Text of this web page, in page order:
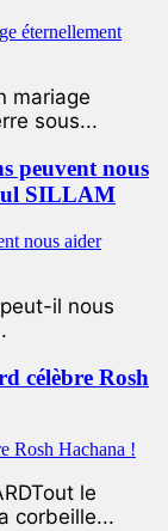
mariage
sous...
peuvent nous
SILLAM
il nous
célèbre Rosh
le
corbeille...